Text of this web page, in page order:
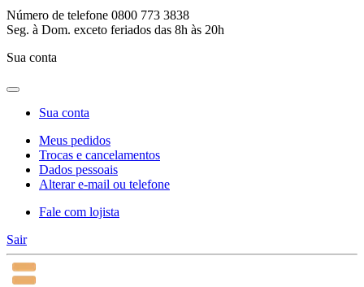
Número de telefone 0800 773 3838
Seg. à Dom. exceto feriados das 8h às 20h
Sua conta
Sua conta
Meus pedidos
Trocas e cancelamentos
Dados pessoais
Alterar e-mail ou telefone
Fale com lojista
Sair